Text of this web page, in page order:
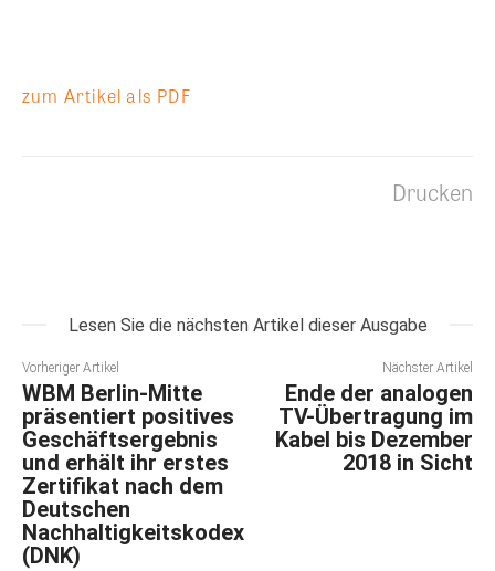
zum Artikel als PDF
Drucken
Lesen Sie die nächsten Artikel dieser Ausgabe
Vorheriger Artikel
WBM Berlin-Mitte
präsentiert positives
Geschäftsergebnis
und erhält ihr erstes
Zertifikat nach dem
Deutschen
Nachhaltigkeitskodex
(DNK)
Nächster Artikel
Ende der analogen
TV-Übertragung im
Kabel bis Dezember
2018 in Sicht